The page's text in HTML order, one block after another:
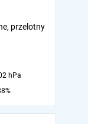
przelotny
hPa